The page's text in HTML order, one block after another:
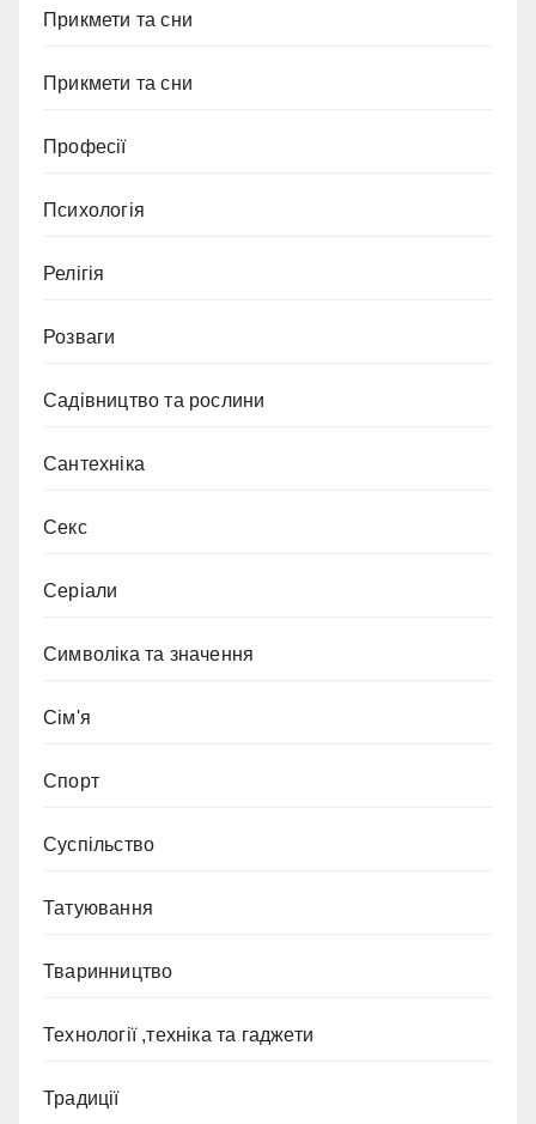
Прикмети та сни
Прикмети та сни
Професії
Психологія
Релігія
Розваги
Садівництво та рослини
Сантехніка
Секс
Серіали
Символіка та значення
Сім'я
Спорт
Суспільство
Татуювання
Тваринництво
Технології ,техніка та гаджети
Традиції